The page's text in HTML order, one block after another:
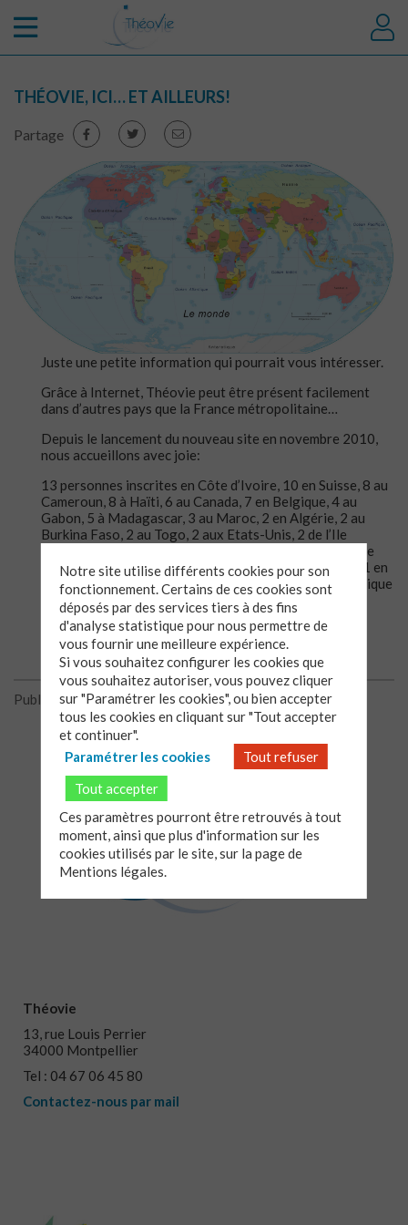
THÉOVIE, ICI… ET AILLEURS!
Partage
Juste une petite information qui pourrait vous intéresser.
Grâce à Internet, Théovie peut être présent facilement
dans d’autres pays que la France métropolitaine…
Depuis le lancement du nouveau site en novembre 2010,
nous accueillons avec joie:
13 personnes inscrites en Côte d’Ivoire, 10 en Suisse, 8 au
Cameroun, 8 à Haïti, 6 au Canada, 7 en Belgique, 4 au
Gabon, 5 à Madagascar, 3 au Maroc, 2 en Algérie, 2 au
Burkina Faso, 2 au Togo, 2 aux Etats-Unis, 2 de l’Ile
Maurice, 1 en Allemagne, 1 en Angola, 1 à Aruba (une île
dans les Caraïbes), 1 au Bénin, 1 en Grande Bretagne, 1 en
Guadeloupe, 1 en Guinée, 1 en Martinique, 1 en République
démocratique du Congo, 1 en Italie, 1 en République
Dominicaine.
Publié le 23/03/2011
Théovie
13, rue Louis Perrier
34000 Montpellier
Tel : 04 67 06 45 80
Contactez-nous par mail
Notre site utilise différents cookies pour son
fonctionnement. Certains de ces cookies sont
déposés par des services tiers à des fins
d'analyse statistique pour nous permettre de
vous fournir une meilleure expérience.
Si vous souhaitez configurer les cookies que
vous souhaitez autoriser, vous pouvez cliquer
sur "Paramétrer les cookies", ou bien accepter
tous les cookies en cliquant sur "Tout accepter
et continuer".
Paramétrer les cookies
Tout refuser
Tout accepter
Ces paramètres pourront être retrouvés à tout
moment, ainsi que plus d'information sur les
cookies utilisés par le site, sur la page de
Mentions légales.